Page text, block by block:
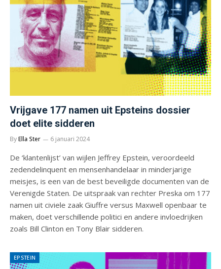
Vrijgave 177 namen uit Epsteins dossier
doet elite sidderen
ByElla Ster 6 januari 2024
De ‘klantenlijst’ van wijlen Jeffrey Epstein, veroordeeld
zedendelinquent en mensenhandelaar in minderjarige
meisjes, is een van de best beveiligde documenten van de
Verenigde Staten. De uitspraak van rechter Preska om 177
namen uit civiele zaak Giuffre versus Maxwell openbaar te
maken, doet verschillende politici en andere invloedrijken
zoals Bill Clinton en Tony Blair sidderen.
EPSTEIN